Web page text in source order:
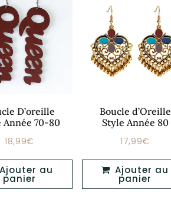
D’oreille
Année 70-80
Prix
18,99€
panier
Boucle d’Oreille
Style Année 80
Prix
17,99€
panier